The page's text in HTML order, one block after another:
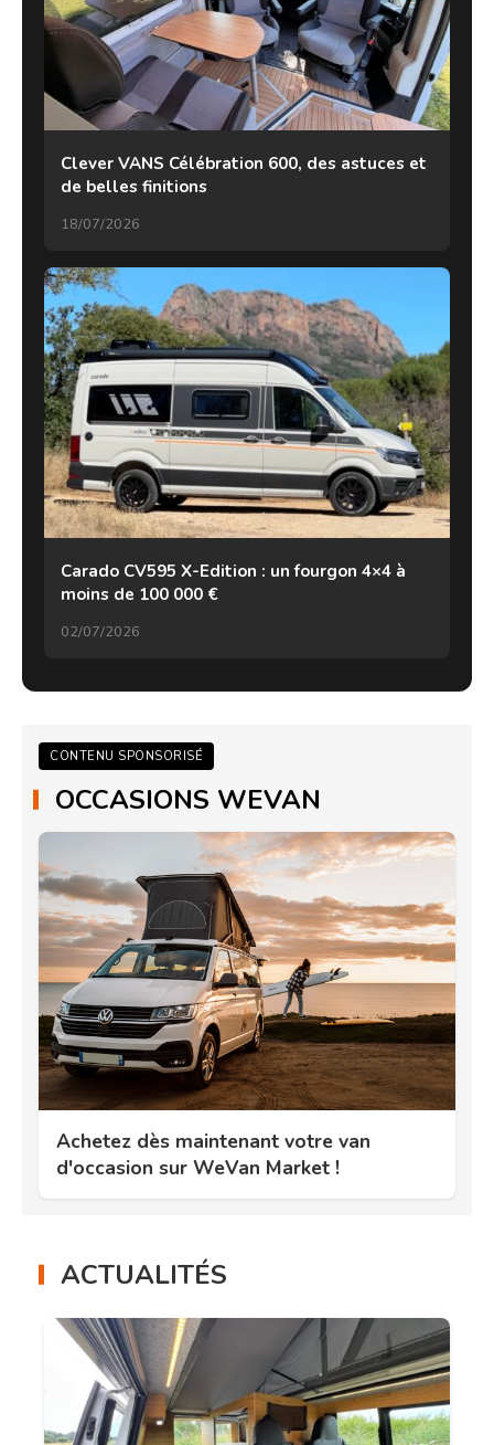
Clever VANS Célébration 600, des astuces et
de belles finitions
18/07/2026
Carado CV595 X-Edition : un fourgon 4×4 à
moins de 100 000 €
02/07/2026
CONTENU SPONSORISÉ
OCCASIONS WEVAN
Achetez dès maintenant votre van
d'occasion sur WeVan Market !
ACTUALITÉS